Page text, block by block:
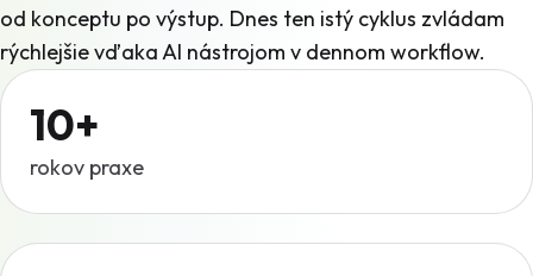
od konceptu po výstup. Dnes ten istý cyklus zvládam
rýchlejšie vďaka AI nástrojom v dennom workflow.
10+
rokov praxe